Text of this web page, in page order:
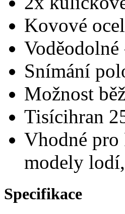
Kovové
Snímání
Možnost
Tisícihran
Vhodné
modely
Specifikace